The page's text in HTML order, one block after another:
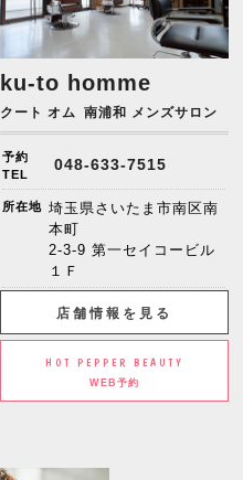
ku-to homme
クート オム 南浦和 メンズサロン
予約
TEL
048-633-7515
所在地 埼玉県さいたま市南区南
本町
2-3-9 第一セイコービル
１Ｆ
店舗情報を見る
HOT PEPPER BEAUTY
WEB予約